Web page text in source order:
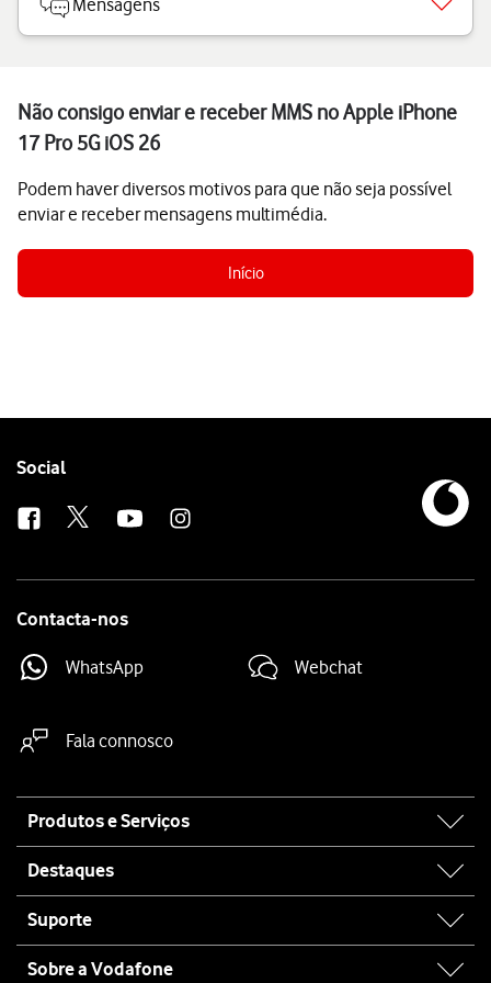
Mensagens
Não consigo enviar e receber MMS no Apple iPhone
17 Pro 5G iOS 26
Podem haver diversos motivos para que não seja possível
enviar e receber mensagens multimédia.
Início
Follow
Social
Contacta-nos
WhatsApp Webchat
Fala connosco
map
Produtos e Serviços
Destaques
Suporte
Sobre a Vodafone